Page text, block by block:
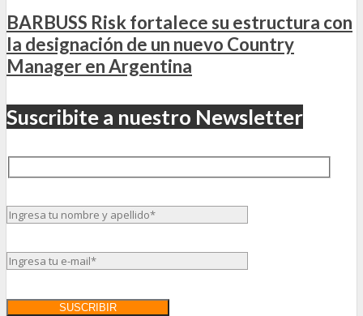
BARBUSS Risk fortalece su estructura con
la designación de un nuevo Country
Manager en Argentina
Suscribite a nuestro Newsletter